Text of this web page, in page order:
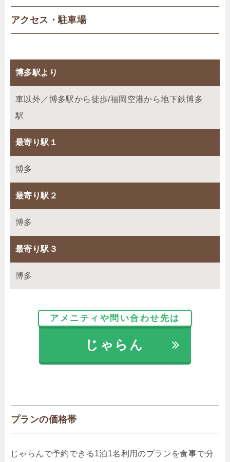
アクセス・駐車場
博多駅より
車以外／博多駅から徒歩/福岡空港から地下鉄博多
駅
最寄り駅１
博多
最寄り駅２
博多
最寄り駅３
博多
アメニティや問い合わせ先は
じゃらん
プランの価格帯
じゃらんで予約できる1泊1名利用のプランを食事で分